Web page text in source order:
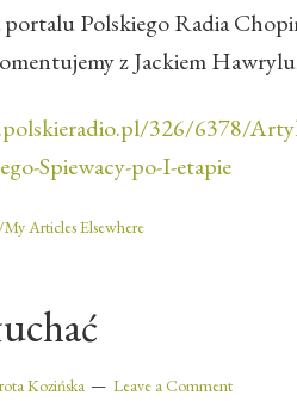
portalu Polskiego Radia
z Jackiem
326/6378/
Spiewacy-po-I-etapie
Articles Elsewhere
Kozińska Leave a Comment